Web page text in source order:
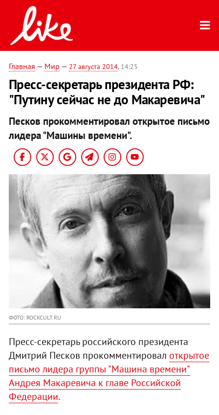
Главная — Мир — 27 августа 2014, 14:25
Пресс-секретарь президента РФ:
"Путину сейчас не до Макаревича"
Песков прокомментировал открытое письмо
лидера "Машины времени".
ФОТО: ROCKCULT.RU
Пресс-секретарь российского президента
Дмитрий Песков прокомментировал открытое
письмо лидера группы "Машина времени"
Андрея Макаревича к главе Российской
Федерации.